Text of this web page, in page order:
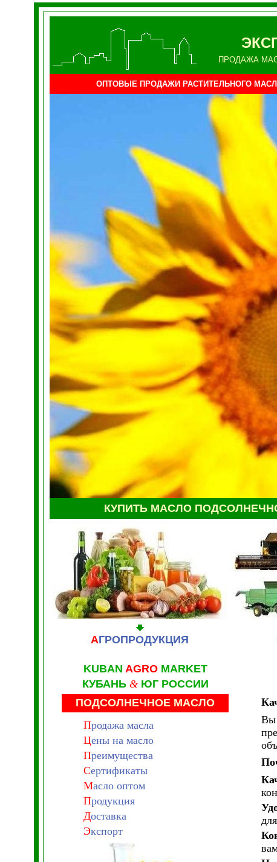
ПРОДАЖА
ОПТОВЫЕ ПРОДАЖИ РАСТИТЕЛЬНОГО
КУПИТЬ МАСЛО
АГРОПРОДУКЦИЯ
KUBAN AGROMARKET
КУБАНЬ & ЮГ РОССИИ
ПОДСОЛНЕЧНОЕ МАСЛО
Продажа масла
Цены на масло
Преимущества
Сертификаты
Масло оптом
Продукция
Доставка
Экспорт
Вы